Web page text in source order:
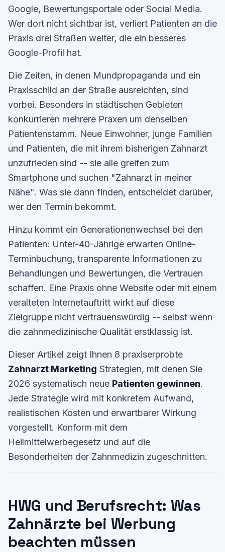
Google, Bewertungsportale oder Social Media.
Wer dort nicht sichtbar ist, verliert Patienten an die
Praxis drei Straßen weiter, die ein besseres
Google-Profil hat.
Die Zeiten, in denen Mundpropaganda und ein
Praxisschild an der Straße ausreichten, sind
vorbei. Besonders in städtischen Gebieten
konkurrieren mehrere Praxen um denselben
Patientenstamm. Neue Einwohner, junge Familien
und Patienten, die mit ihrem bisherigen Zahnarzt
unzufrieden sind -- sie alle greifen zum
Smartphone und suchen "Zahnarzt in meiner
Nähe". Was sie dann finden, entscheidet darüber,
wer den Termin bekommt.
Hinzu kommt ein Generationenwechsel bei den
Patienten: Unter-40-Jährige erwarten Online-
Terminbuchung, transparente Informationen zu
Behandlungen und Bewertungen, die Vertrauen
schaffen. Eine Praxis ohne Website oder mit einem
veralteten Internetauftritt wirkt auf diese
Zielgruppe nicht vertrauenswürdig -- selbst wenn
die zahnmedizinische Qualität erstklassig ist.
Dieser Artikel zeigt Ihnen 8 praxiserprobte
Zahnarzt Marketing Strategien, mit denen Sie
2026 systematisch neue Patienten gewinnen.
Jede Strategie wird mit konkretem Aufwand,
realistischen Kosten und erwartbarer Wirkung
vorgestellt. Konform mit dem
Heilmittelwerbegesetz und auf die
Besonderheiten der Zahnmedizin zugeschnitten.
HWG und Berufsrecht: Was
Zahnärzte bei Werbung
beachten müssen